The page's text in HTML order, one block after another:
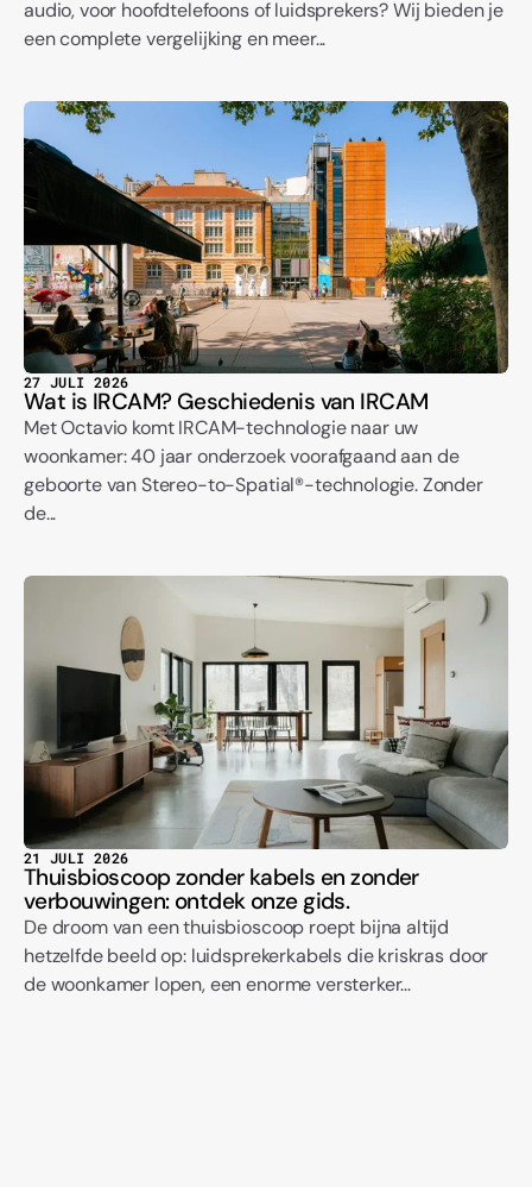
audio, voor hoofdtelefoons of luidsprekers? Wij bieden je
een complete vergelijking en meer...
27 JULI 2026
Wat is IRCAM? Geschiedenis van IRCAM
Met Octavio komt IRCAM-technologie naar uw
woonkamer: 40 jaar onderzoek voorafgaand aan de
geboorte van Stereo-to-Spatial®-technologie. Zonder
de...
21 JULI 2026
Thuisbioscoop zonder kabels en zonder
verbouwingen: ontdek onze gids.
De droom van een thuisbioscoop roept bijna altijd
hetzelfde beeld op: luidsprekerkabels die kriskras door
de woonkamer lopen, een enorme versterker...